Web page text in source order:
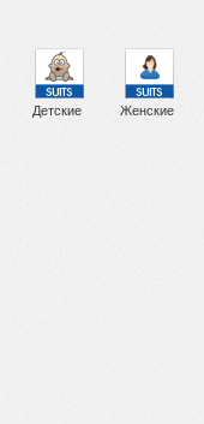
Детские Женские